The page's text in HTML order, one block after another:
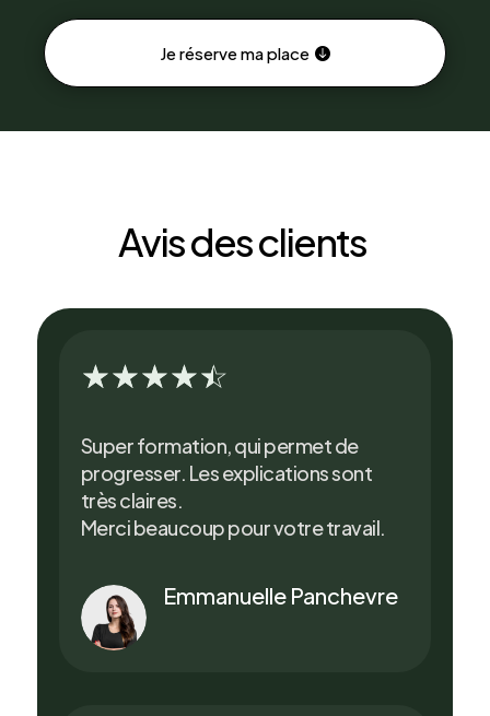
Je réserve ma place
Avis des clients
☆☆☆☆☆
Super formation, qui permet de
progresser. Les explications sont
très claires.
Merci beaucoup pour votre travail.
Emmanuelle Panchevre